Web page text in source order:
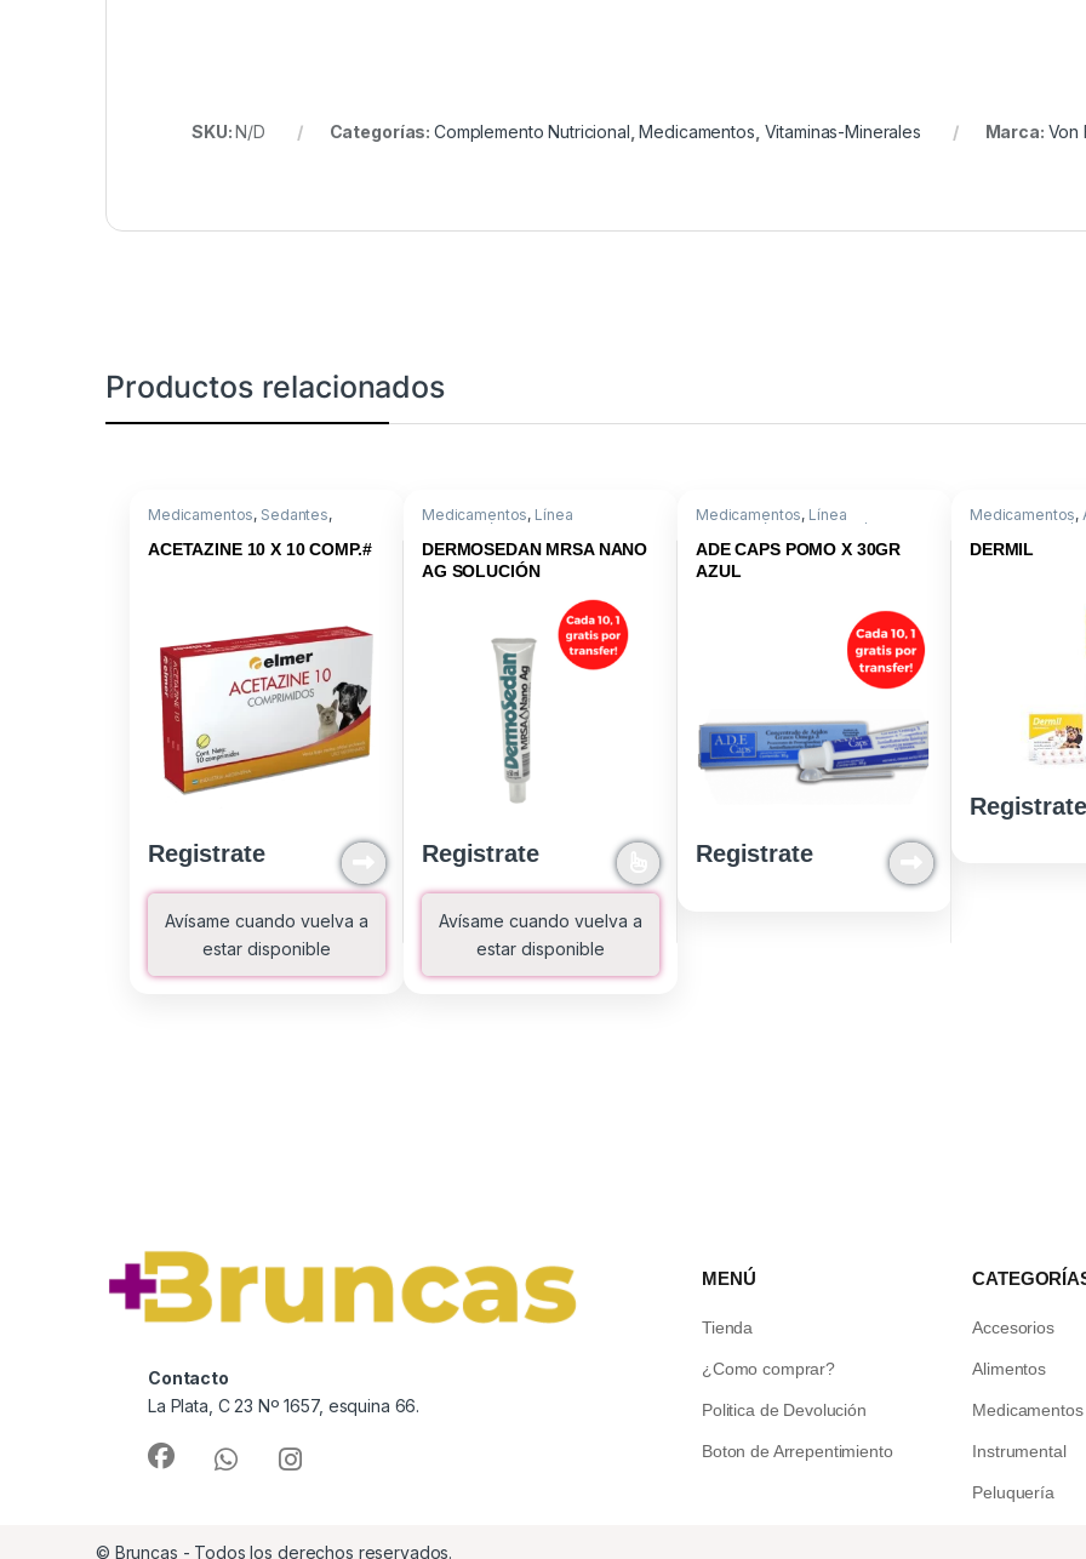
SKU:N/D Categorías: Complemento Nutricional ,Medicamentos Vitaminas-Minerales Marca: Von
Productos relacionados
Medicamentos, Sedantes,
ACETAZINE 10 X 10 COMP.#
Registrate
Avísame cuando vuelva a
estar disponible
Medicamentos, Línea
Dermatológica
DERMOSEDAN MRSA NANO
AG SOLUCIÓN
Registrate
Avísame cuando vuelva a
estar disponible
Medicamentos, Línea
Dermatológica
Vit A.D.E/ Omega
3
ADE CAPS POMO X 30GR
AZUL
Registrate
Medicamentos,
Triamcinolona/
DERMIL
Registrate
Contacto
La Plata, C 23 Nº 1657, esquina 66.
MENÚ
Tienda
¿Como comprar?
Politica de Devolución
Boton de Arrepentimiento
Accesorios
Alimentos
Medicamentos
Instrumental
Peluquería
© Bruncas - Todos los derechos reservados.